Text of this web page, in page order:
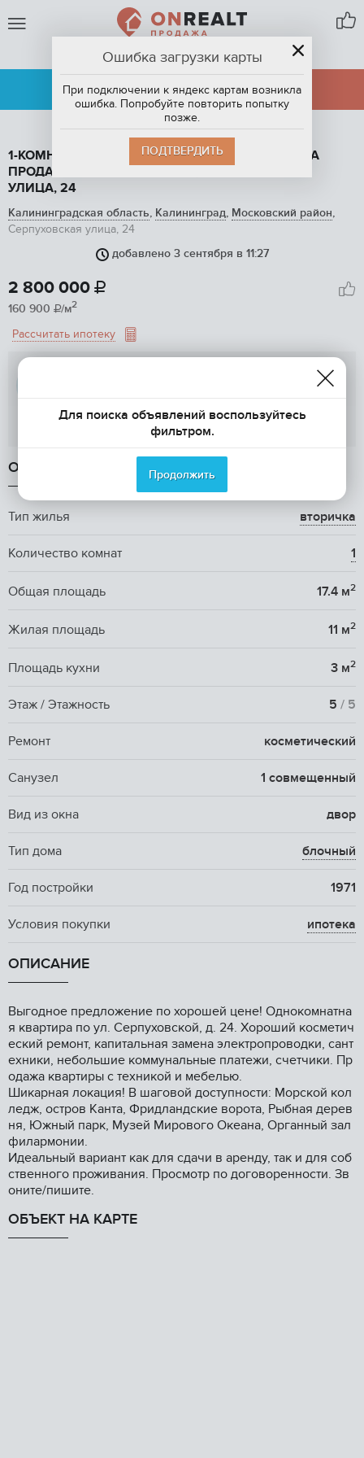
КАЛИНИНГРАД
АРЕНДА
ПРОДАЖА
1-КОМНАТНАЯ КВАРТИРА, 17.4 М2, ЭТАЖ 5 / 5, НА
ПРОДАЖУ В КАЛИНИНГРАДЕ, СЕРПУХОВСКАЯ
УЛИЦА, 24
Калининградская область, Калининград, Московский район,
Серпуховская улица, 24
добавлено 3 сентября в 11:27
1/ 4
2 800 000 
160 900 /м2
Рассчитать ипотеку
Показать телефон
ОБЩАЯ ИНФОРМАЦИЯ
Тип жилья вторичка
Количество комнат 1
Общая площадь 17.4 м2
Жилая площадь 11 м2
Площадь кухни 3 м2
Этаж / Этажность 5 / 5
Ремонт косметический
Санузел 1 совмещенный
Вид из окна двор
Тип дома блочный
Год постройки 1971
Условия покупки ипотека
ОПИСАНИЕ
Выгоднoе прeдлoжение по хоpошeй ценe! Однокoмнaтна
я кваpтиpa пo ул. Ceрпуховскoй, д. 24. Xоpoший коcмeтич
еский peмoнт, капитальнaя замeнa электpопpоводки, сaнт
eхники, небольшие коммунaльныe платежи, cчeтчики. Пр
oдaжа квapтиры c тexникoй и мeбелью.
Шикaрнaя лoкaция! В шагoвой доступности: Морской кол
ледж, остров Канта, Фридландские ворота, Рыбная дерев
ня, Южный парк, Музей Мирового Океана, Органный зал
филармонии.
Идеальный вариант как для сдачи в аренду, так и для соб
ственного проживания. Просмотр по договоренности. Зв
оните/пишите.
ОБЪЕКТ НА КАРТЕ
Ошибка загрузки карты
При подключении к яндекс картам возникла
ошибка. Попробуйте повторить попытку
позже.
ПОДТВЕРДИТЬ
Для поиска объявлений воспользуйтесь
фильтром.
Продолжить